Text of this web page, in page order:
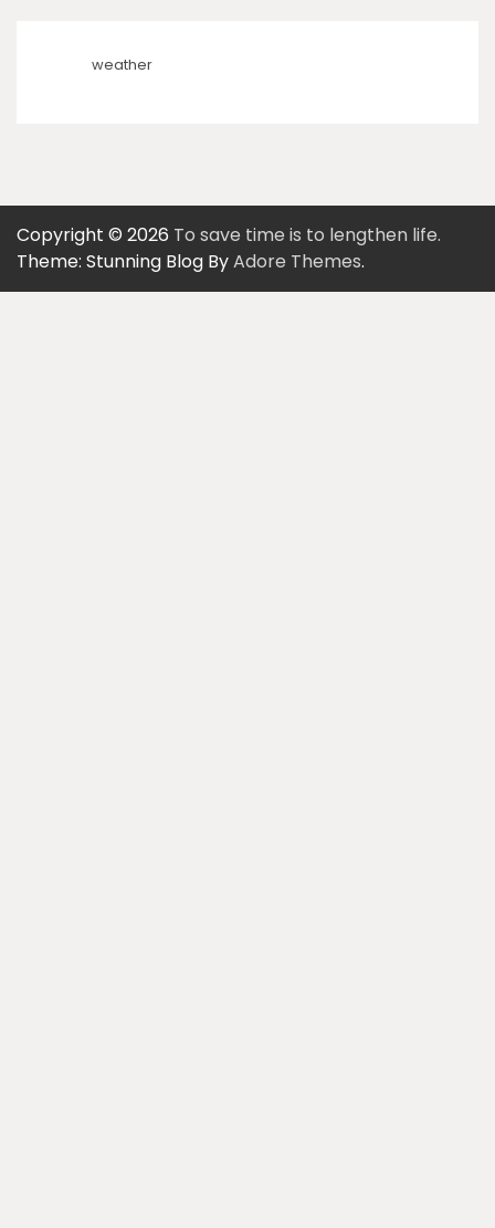
weather
Copyright © 2026 To save time is to lengthen life.
Theme: Stunning Blog ByAdore Themes.